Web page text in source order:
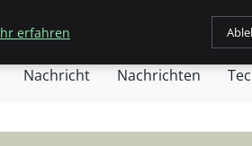
Geschäft Gesundheit
Nachricht Nachrichten
erfahren